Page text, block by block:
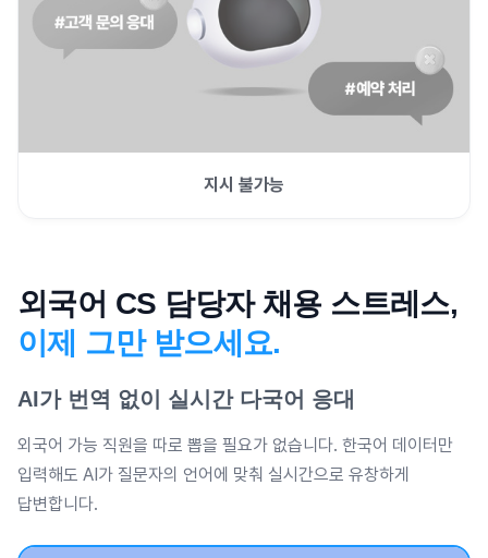
지시 불가능
외국어 CS 담당자 채용 스트레스,
이제 그만 받으세요.
AI가 번역 없이 실시간 다국어 응대
외국어 가능 직원을 따로 뽑을 필요가 없습니다. 한국어 데이터만
입력해도 AI가 질문자의 언어에 맞춰 실시간으로 유창하게
답변합니다.